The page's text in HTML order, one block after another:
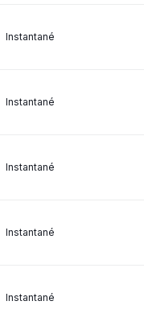
Instantané
Instantané
Instantané
Instantané
Instantané